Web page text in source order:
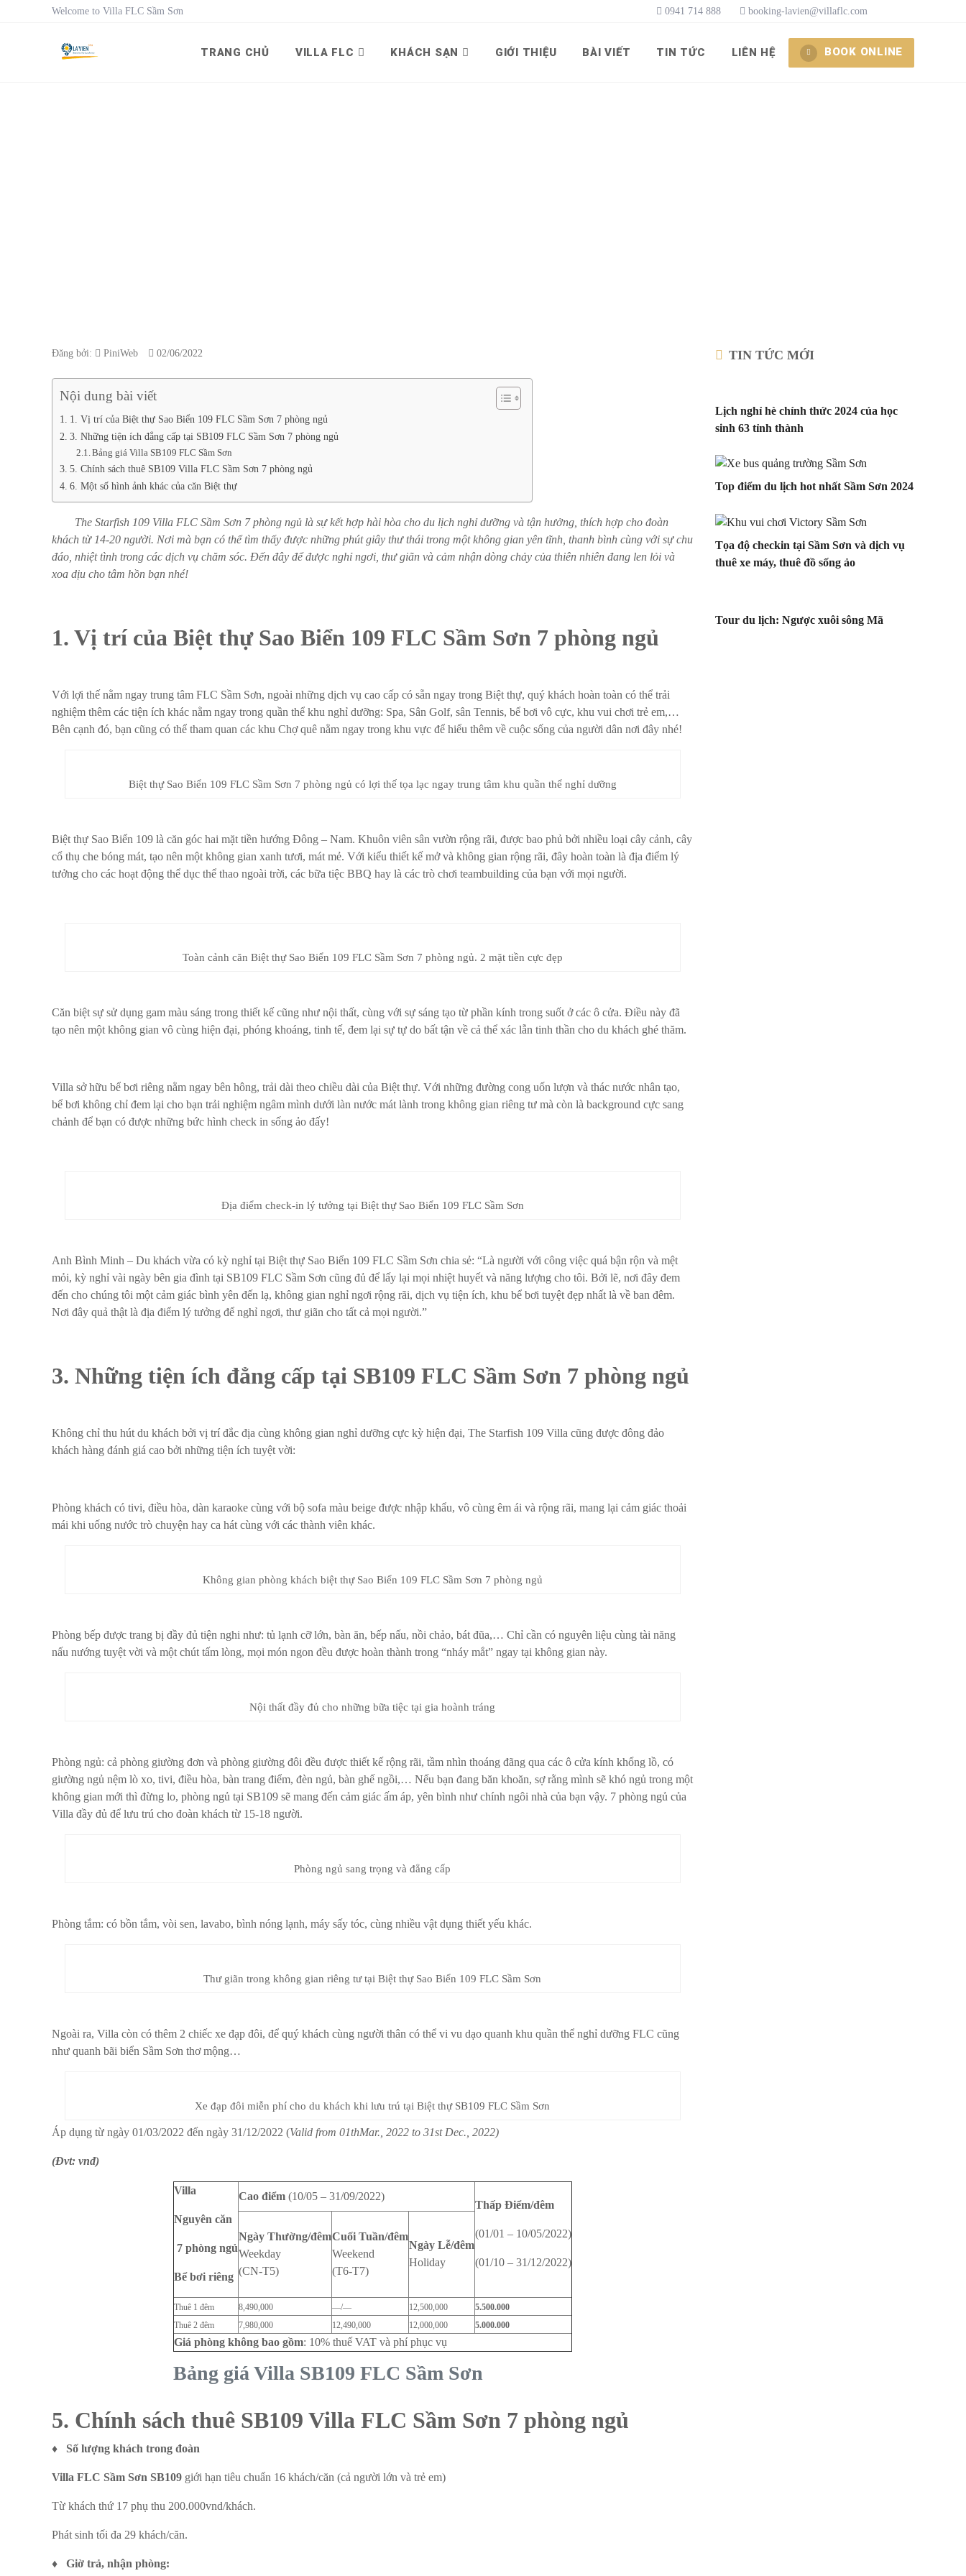
Welcome to Villa FLC Sầm Sơn 0941 714 888 booking-lavien@villaflc.com
TRANG CHỦ VILLA FLC KHÁCH SẠN GIỚI THIỆU BÀI VIẾT TIN TỨC LIÊN HỆ BOOK ONLINE
Đăng bởi: PiniWeb 02/06/2022
Nội dung bài viết
1. Vị trí của Biệt thự Sao Biển 109 FLC Sầm Sơn 7 phòng ngủ
3. Những tiện ích đẳng cấp tại SB109 FLC Sầm Sơn 7 phòng ngủ
Bảng giá Villa SB109 FLC Sầm Sơn
5. Chính sách thuê SB109 Villa FLC Sầm Sơn 7 phòng ngủ
6. Một số hình ảnh khác của căn Biệt thự
The Starfish 109 Villa FLC Sầm Sơn 7 phòng ngủ là sự kết hợp hài hòa cho du lịch nghỉ dưỡng và tận hưởng, thích hợp cho đoàn
khách từ 14-20 người. Nơi mà bạn có thể tìm thấy được những phút giây thư thái trong một không gian yên tĩnh, thanh bình cùng với sự chu
đáo, nhiệt tình trong các dịch vụ chăm sóc. Đến đây để được nghỉ ngơi, thư giãn và cảm nhận dòng chảy của thiên nhiên đang len lỏi và
xoa dịu cho tâm hồn bạn nhé!
1. Vị trí của Biệt thự Sao Biển 109 FLC Sầm Sơn 7 phòng ngủ
Với lợi thế nằm ngay trung tâm FLC Sầm Sơn, ngoài những dịch vụ cao cấp có sẵn ngay trong Biệt thự, quý khách hoàn toàn có thể trải
nghiệm thêm các tiện ích khác nằm ngay trong quần thể khu nghỉ dưỡng: Spa, Sân Golf, sân Tennis, bể bơi vô cực, khu vui chơi trẻ em,…
Bên cạnh đó, bạn cũng có thể tham quan các khu Chợ quê nằm ngay trong khu vực để hiểu thêm về cuộc sống của người dân nơi đây nhé!
Biệt thự Sao Biển 109 FLC Sầm Sơn 7 phòng ngủ có lợi thế tọa lạc ngay trung tâm khu quần thể nghỉ dưỡng
Biệt thự Sao Biển 109 là căn góc hai mặt tiền hướng Đông – Nam. Khuôn viên sân vườn rộng rãi, được bao phủ bởi nhiều loại cây cảnh, cây
cổ thụ che bóng mát, tạo nên một không gian xanh tươi, mát mẻ. Với kiểu thiết kế mở và không gian rộng rãi, đây hoàn toàn là địa điểm lý
tưởng cho các hoạt động thể dục thể thao ngoài trời, các bữa tiệc BBQ hay là các trò chơi teambuilding của bạn với mọi người.
Toàn cảnh căn Biệt thự Sao Biển 109 FLC Sầm Sơn 7 phòng ngủ. 2 mặt tiền cực đẹp
Căn biệt sự sử dụng gam màu sáng trong thiết kế cũng như nội thất, cùng với sự sáng tạo từ phần kính trong suốt ở các ô cửa. Điều này đã
tạo nên một không gian vô cùng hiện đại, phóng khoáng, tinh tế, đem lại sự tự do bất tận về cả thể xác lẫn tinh thần cho du khách ghé thăm.
Villa sở hữu bể bơi riêng nằm ngay bên hông, trải dài theo chiều dài của Biệt thự. Với những đường cong uốn lượn và thác nước nhân tạo,
bể bơi không chỉ đem lại cho bạn trải nghiệm ngâm mình dưới làn nước mát lành trong không gian riêng tư mà còn là background cực sang
chảnh để bạn có được những bức hình check in sống ảo đấy!
Địa điểm check-in lý tưởng tại Biệt thự Sao Biển 109 FLC Sầm Sơn
Anh Bình Minh – Du khách vừa có kỳ nghỉ tại Biệt thự Sao Biển 109 FLC Sầm Sơn chia sẻ: “Là người với công việc quá bận rộn và mệt
mỏi, kỳ nghỉ vài ngày bên gia đình tại SB109 FLC Sầm Sơn cũng đủ để lấy lại mọi nhiệt huyết và năng lượng cho tôi. Bởi lẽ, nơi đây đem
đến cho chúng tôi một cảm giác bình yên đến lạ, không gian nghỉ ngơi rộng rãi, dịch vụ tiện ích, khu bể bơi tuyệt đẹp nhất là về ban đêm.
Nơi đây quả thật là địa điểm lý tưởng để nghỉ ngơi, thư giãn cho tất cả mọi người.”
3. Những tiện ích đẳng cấp tại SB109 FLC Sầm Sơn 7 phòng ngủ
Không chỉ thu hút du khách bởi vị trí đắc địa cùng không gian nghỉ dưỡng cực kỳ hiện đại, The Starfish 109 Villa cũng được đông đảo
khách hàng đánh giá cao bởi những tiện ích tuyệt vời:
Phòng khách có tivi, điều hòa, dàn karaoke cùng với bộ sofa màu beige được nhập khẩu, vô cùng êm ái và rộng rãi, mang lại cảm giác thoải
mái khi uống nước trò chuyện hay ca hát cùng với các thành viên khác.
Không gian phòng khách biệt thự Sao Biển 109 FLC Sầm Sơn 7 phòng ngủ
Phòng bếp được trang bị đầy đủ tiện nghi như: tủ lạnh cỡ lớn, bàn ăn, bếp nấu, nồi chảo, bát đũa,… Chỉ cần có nguyên liệu cùng tài năng
nấu nướng tuyệt vời và một chút tấm lòng, mọi món ngon đều được hoàn thành trong “nháy mắt” ngay tại không gian này.
Nội thất đầy đủ cho những bữa tiệc tại gia hoành tráng
Phòng ngủ: cả phòng giường đơn và phòng giường đôi đều được thiết kế rộng rãi, tầm nhìn thoáng đãng qua các ô cửa kính khổng lồ, có
giường ngủ nệm lò xo, tivi, điều hòa, bàn trang điểm, đèn ngủ, bàn ghế ngồi,… Nếu bạn đang băn khoăn, sợ rằng mình sẽ khó ngủ trong một
không gian mới thì đừng lo, phòng ngủ tại SB109 sẽ mang đến cảm giác ấm áp, yên bình như chính ngôi nhà của bạn vậy. 7 phòng ngủ của
Villa đầy đủ để lưu trú cho đoàn khách từ 15-18 người.
Phòng ngủ sang trọng và đẳng cấp
Phòng tắm: có bồn tắm, vòi sen, lavabo, bình nóng lạnh, máy sấy tóc, cùng nhiều vật dụng thiết yếu khác.
Thư giãn trong không gian riêng tư tại Biệt thự Sao Biển 109 FLC Sầm Sơn
Ngoài ra, Villa còn có thêm 2 chiếc xe đạp đôi, để quý khách cùng người thân có thể vi vu dạo quanh khu quần thể nghỉ dưỡng FLC cũng
như quanh bãi biển Sầm Sơn thơ mộng…
Xe đạp đôi miễn phí cho du khách khi lưu trú tại Biệt thự SB109 FLC Sầm Sơn
Áp dụng từ ngày 01/03/2022 đến ngày 31/12/2022 (Valid from 01thMar., 2022 to 31st Dec., 2022)
(Đvt: vnđ)
Bảng giá Villa SB109 FLC Sầm Sơn
Villa
Nguyên căn
7 phòng ngủ
Bể bơi riêng
Cao điểm(10/05 – 31/09/2022)
Thấp Điểm/đêm
(01/01 – 10/05/2022)
(01/10 – 31/12/2022)
Ngày Thường/đêm
Weekday
(CN-T5)
Cuối Tuần/đêm
Weekend
(T6-T7)
Ngày Lễ/đêm
Holiday
Thuê 1 đêm 8,490,000 —/— 12,500,000
5.500.000
Thuê 2 đêm
7,980,000 12,490,000 12,000,000 5.000.000
Giá phòng không bao gồm: 10% thuế VAT và phí phục vụ
5. Chính sách thuê SB109 Villa FLC Sầm Sơn 7 phòng ngủ
♦ Số lượng khách trong đoàn
Villa FLC Sầm Sơn SB109 giới hạn tiêu chuẩn 16 khách/căn (cả người lớn và trẻ em)
Từ khách thứ 17 phụ thu 200.000vnd/khách.
Phát sinh tối đa 29 khách/căn.
♦ Giờ trả, nhận phòng:
TIN TỨC MỚI
Lịch nghỉ hè chính thức 2024 của học
sinh 63 tỉnh thành
Top điểm du lịch hot nhất Sầm Sơn 2024
Tọa độ checkin tại Sầm Sơn và dịch vụ
thuê xe máy, thuê đồ sống ảo
Tour du lịch: Ngược xuôi sông Mã